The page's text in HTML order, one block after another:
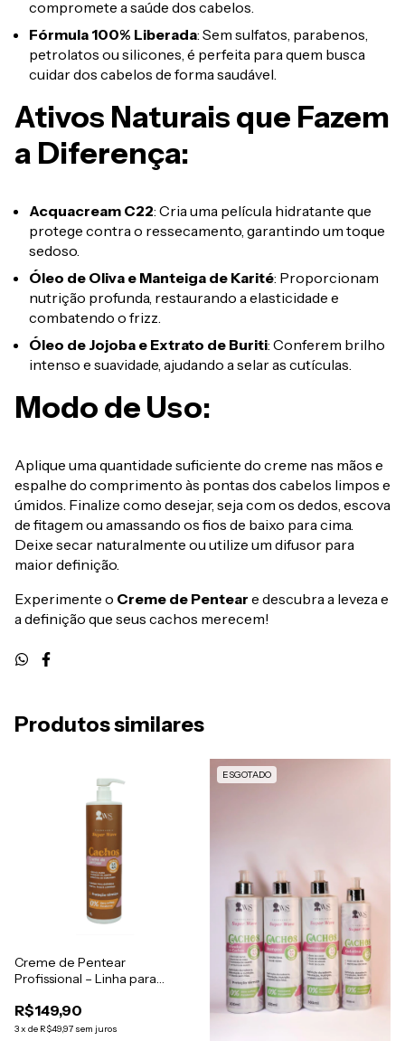
compromete a saúde dos cabelos.
Fórmula 100% Liberada: Sem sulfatos, parabenos,
petrolatos ou silicones, é perfeita para quem busca
cuidar dos cabelos de forma saudável.
Ativos Naturais que Fazem
a Diferença:
Acquacream C22: Cria uma película hidratante que
protege contra o ressecamento, garantindo um toque
sedoso.
Óleo de Oliva e Manteiga de Karité: Proporcionam
nutrição profunda, restaurando a elasticidade e
combatendo o frizz.
Óleo de Jojoba e Extrato de Buriti: Conferem brilho
intenso e suavidade, ajudando a selar as cutículas.
Modo de Uso:
Aplique uma quantidade suficiente do creme nas mãos e
espalhe do comprimento às pontas dos cabelos limpos e
úmidos. Finalize como desejar, seja com os dedos, escova
de fitagem ou amassando os fios de baixo para cima.
Deixe secar naturalmente ou utilize um difusor para
maior definição.
Experimente o Creme de Pentear e descubra a leveza e
a definição que seus cachos merecem!
Produtos similares
Creme de Pentear
Profissional – Linha para
R$149,90
3x de R$49,97 sem juros
ESGOTADO